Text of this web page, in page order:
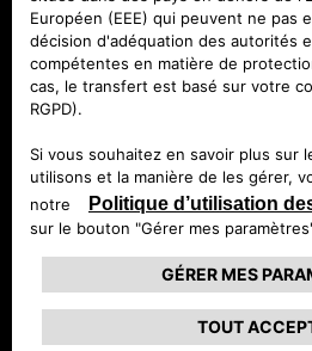
Service après-vente
Service client
Vidéocheck
®
Campagne de rappel
Offres du moment
MENTIONS LÉGALES
ENTREPRISE
CONSOMMATIONS ET ÉMISSIONS